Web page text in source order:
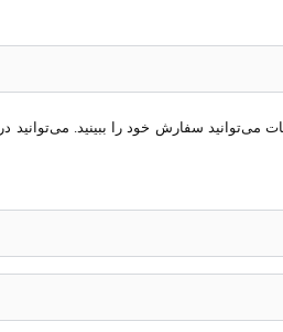
سفارش خود را ببینید. می‌توانید